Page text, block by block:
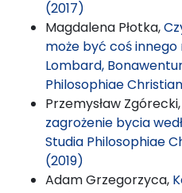
(2017)
Magdalena Płotka,
może być coś innego
Lombard,
Philosophiae
Przemysław Zgórecki,
zagrożenie bycia
Studia Philosophiae
(2019)
Adam Grzegorzyca,